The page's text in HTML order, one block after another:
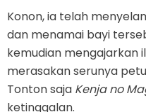
Konon, ia telah
dan menamai bayi
kemudian mengajarkan
merasakan serunya
Tonton saja Kenja no
ketinggalan.